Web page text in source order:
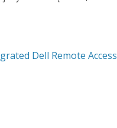
Dell Remote